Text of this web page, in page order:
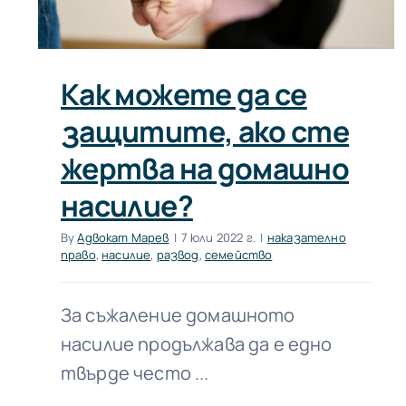
Как можете да се
защитите, ако сте
жертва на домашно
насилие?
ByАдвокат Марев | 7 юли 2022 г. | наказателно
право,насилие, развод, семейство
За съжаление домашното
насилие продължава да е едно
твърде често ...